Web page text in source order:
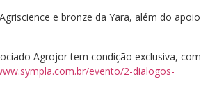
e bronze da Yara, além do apoio
Agrojor tem condição exclusiva, com
evento/2-dialogos-